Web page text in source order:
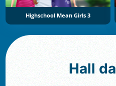
Highschool Mean Girls 3
Hall da